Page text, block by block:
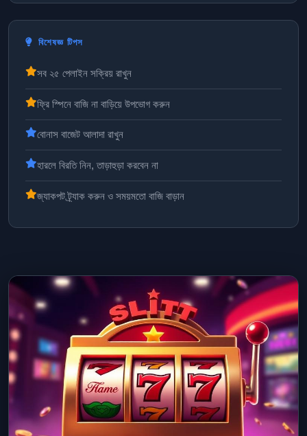
বিশেষজ্ঞ টিপস
সব ২৫ পেলাইন সক্রিয় রাখুন
ফ্রি স্পিনে বাজি না বাড়িয়ে উপভোগ করুন
বোনাস বাজেট আলাদা রাখুন
হারলে বিরতি নিন, তাড়াহুড়া করবেন না
জ্যাকপট ট্র্যাক করুন ও সময়মতো বাজি বাড়ান